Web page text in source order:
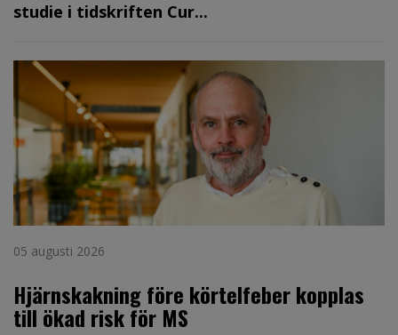
studie i tidskriften Cur...
05 augusti 2026
Hjärnskakning före körtelfeber kopplas
till ökad risk för MS